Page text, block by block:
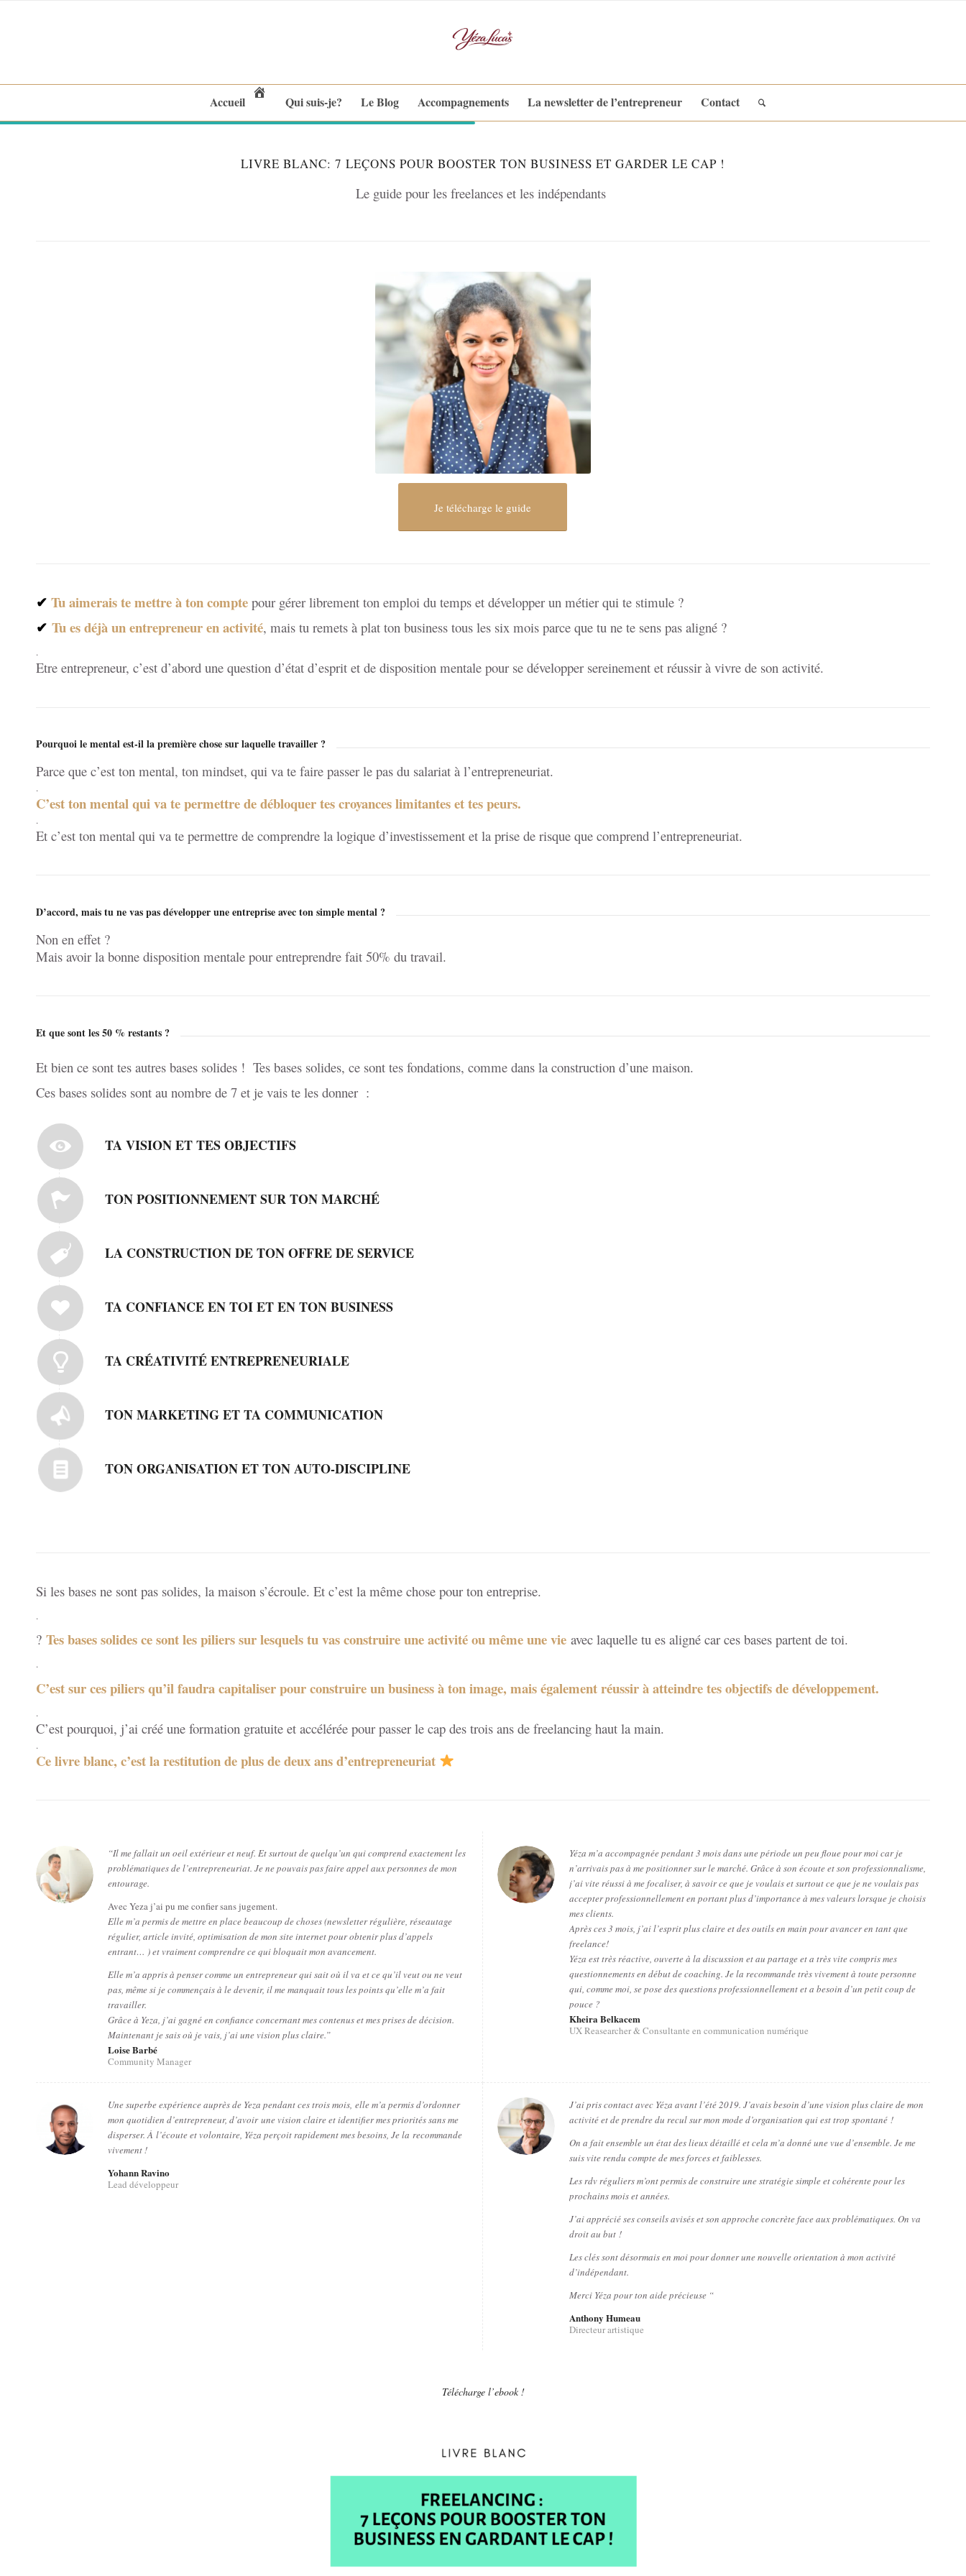
Accueil Qui suis-je? Le Blog Accompagnements La newsletter de l’entrepreneur Contact
LIVRE BLANC: 7 LEÇONS POUR BOOSTER TON BUSINESS ET GARDER LE CAP !
Le guide pour les freelances et les indépendants
Je télécharge le guide
✔ Tu aimerais te mettre à ton compte pour gérer librement ton emploi du temps et développer un métier qui te stimule ?
✔ Tu es déjà un entrepreneur en activité, mais tu remets à plat ton business tous les six mois parce que tu ne te sens pas aligné ?
.
Etre entrepreneur, c’est d’abord une question d’état d’esprit et de disposition mentale pour se développer sereinement et réussir à vivre de son activité.
Pourquoi le mental est-il la première chose sur laquelle travailler ?
Parce que c’est ton mental, ton mindset, qui va te faire passer le pas du salariat à l’entrepreneuriat.
.
C’est ton mental qui va te permettre de débloquer tes croyances limitantes et tes peurs.
.
Et c’est ton mental qui va te permettre de comprendre la logique d’investissement et la prise de risque que comprend l’entrepreneuriat.
D’accord, mais tu ne vas pas développer une entreprise avec ton simple mental ?
Non en effet ?
Mais avoir la bonne disposition mentale pour entreprendre fait 50% du travail.
Et que sont les 50 % restants ?
Et bien ce sont tes autres bases solides ! Tes bases solides, ce sont tes fondations, comme dans la construction d’une maison.
Ces bases solides sont au nombre de 7 et je vais te les donner :
TA VISION ET TES OBJECTIFS
TON POSITIONNEMENT SUR TON MARCHÉ
LA CONSTRUCTION DE TON OFFRE DE SERVICE
TA CONFIANCE EN TOI ET EN TON BUSINESS
TA CRÉATIVITÉ ENTREPRENEURIALE
TON MARKETING ET TA COMMUNICATION
TON ORGANISATION ET TON AUTO-DISCIPLINE
Si les bases ne sont pas solides, la maison s’écroule. Et c’est la même chose pour ton entreprise.
.
? Tes bases solides ce sont les piliers sur lesquels tu vas construire une activité ou même une vie avec laquelle tu es aligné car ces bases partent de toi.
.
C’est sur ces piliers qu’il faudra capitaliser pour construire un business à ton image, mais également réussir à atteindre tes objectifs de développement.
.
C’est pourquoi, j’ai créé une formation gratuite et accélérée pour passer le cap des trois ans de freelancing haut la main.
.
Ce livre blanc, c’est la restitution de plus de deux ans d’entrepreneuriat
“Il me fallait un oeil extérieur et neuf. Et surtout de quelqu’un qui comprend exactement les
problématiques de l’entrepreneuriat. Je ne pouvais pas faire appel aux personnes de mon
entourage.
Avec Yeza j’ai pu me confier sans jugement.
Elle m’a permis de mettre en place beaucoup de choses (newsletter régulière, réseautage
régulier, article invité, optimisation de mon site internet pour obtenir plus d’appels
entrant… ) et vraiment comprendre ce qui bloquait mon avancement.
Elle m’a appris à penser comme un entrepreneur qui sait où il va et ce qu’il veut ou ne veut
pas, même si je commençais à le devenir, il me manquait tous les points qu’elle m’a fait
travailler.
Grâce à Yeza, j’ai gagné en confiance concernant mes contenus et mes prises de décision.
Maintenant je sais où je vais, j’ai une vision plus claire.”
Loise Barbé
Community Manager
Yéza m’a accompagnée pendant 3 mois dans une période un peu floue pour moi car je
n’arrivais pas à me positionner sur le marché. Grâce à son écoute et son professionnalisme,
j’ai vite réussi à me focaliser, à savoir ce que je voulais et surtout ce que je ne voulais pas
accepter professionnellement en portant plus d’importance à mes valeurs lorsque je choisis
mes clients.
Après ces 3 mois, j’ai l’esprit plus claire et des outils en main pour avancer en tant que
freelance!
Yéza est très réactive, ouverte à la discussion et au partage et a très vite compris mes
questionnements en début de coaching. Je la recommande très vivement à toute personne
qui, comme moi, se pose des questions professionnellement et a besoin d’un petit coup de
pouce ?
Kheira Belkacem
UX Reasearcher & Consultante en communication numérique
Une superbe expérience auprès de Yeza pendant ces trois mois, elle m’a permis d’ordonner
mon quotidien d’entrepreneur, d’avoir une vision claire et identifier mes priorités sans me
disperser. À l’écoute et volontaire, Yéza perçoit rapidement mes besoins, Je la recommande
vivement !
Yohann Ravino
Lead développeur
J’ai pris contact avec Yéza avant l’été 2019. J’avais besoin d’une vision plus claire de mon
activité et de prendre du recul sur mon mode d’organisation qui est trop spontané !
On a fait ensemble un état des lieux détaillé et cela m’a donné une vue d’ensemble. Je me
suis vite rendu compte de mes forces et faiblesses.
Les rdv réguliers m’ont permis de construire une stratégie simple et cohérente pour les
prochains mois et années.
J’ai apprécié ses conseils avisés et son approche concrète face aux problématiques. On va
droit au but !
Les clés sont désormais en moi pour donner une nouvelle orientation à mon activité
d’indépendant.
Merci Yéza pour ton aide précieuse “
Anthony Humeau
Directeur artistique
Télécharge l’ebook !